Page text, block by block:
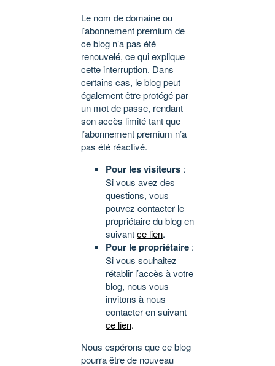
Le nom de domaine ou
l’abonnement premium de
ce blog n’a pas été
renouvelé, ce qui explique
cette interruption. Dans
certains cas, le blog peut
également être protégé par
un mot de passe, rendant
son accès limité tant que
l’abonnement premium n’a
pas été réactivé.
Pour les visiteurs :
Si vous avez des
questions, vous
pouvez contacter le
propriétaire du blog en
suivantce lien.
Pour le propriétaire :
Si vous souhaitez
rétablir l’accès à votre
blog, nous vous
invitons à nous
contacter en suivant
ce lien.
Nous espérons que ce blog
pourra être de nouveau